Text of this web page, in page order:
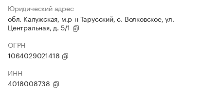
Юридический адрес
обл. Калужская, м.р-н Тарусский, с. Волковское, ул.
Центральная, д. 5/1
ОГРН
1064029021418
ИНН
4018008738